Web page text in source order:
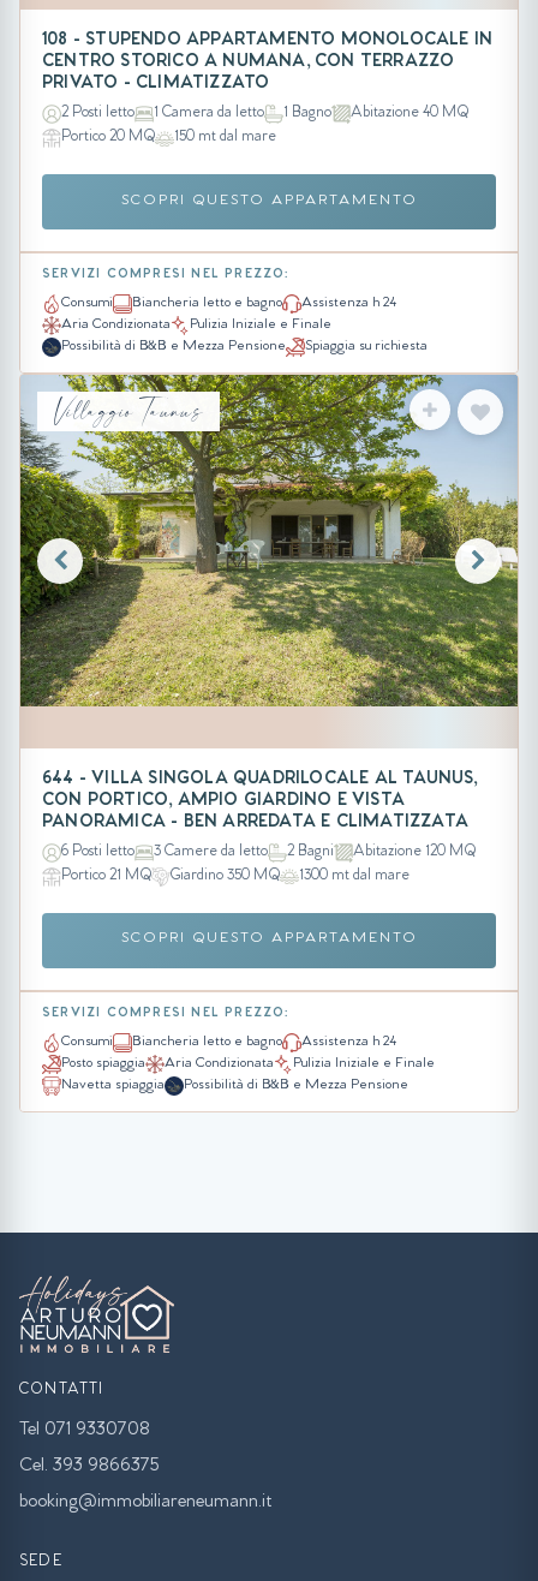
108 - STUPENDO APPARTAMENTO MONOLOCALE IN
CENTRO STORICO A NUMANA, CON TERRAZZO
PRIVATO - CLIMATIZZATO
2 Posti letto 1 Camera da letto 1 Bagno
Abitazione 40 MQ
Portico 20 MQ
150 mt dal mare
SCOPRI QUESTO APPARTAMENTO
SERVIZI COMPRESI NEL PREZZO:
Consumi Biancheria letto e bagno
Assistenza h 24
Aria Condizionata
Pulizia Iniziale e Finale
Possibilità di B&B e Mezza Pensione
Spiaggia su richiesta
Villaggio Taunus
644 - VILLA SINGOLA QUADRILOCALE AL TAUNUS,
CON PORTICO, AMPIO GIARDINO E VISTA
PANORAMICA - BEN ARREDATA E CLIMATIZZATA
6 Posti letto 3 Camere da letto 2 Bagni
Abitazione 120 MQ
Portico 21 MQ
Giardino 350 MQ 1300 mt dal mare
SCOPRI QUESTO APPARTAMENTO
SERVIZI COMPRESI NEL PREZZO:
Consumi Biancheria letto e bagno
Assistenza h 24
Posto spiaggia
Aria Condizionata
Pulizia Iniziale e Finale
Navetta spiaggia
Possibilità di B&B e Mezza Pensione
CONTATTI
Tel 071 9330708
Cel. 393 9866375
booking@immobiliareneumann.it
SEDE